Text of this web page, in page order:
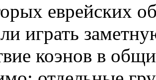
еврейских
играть
коэнов в